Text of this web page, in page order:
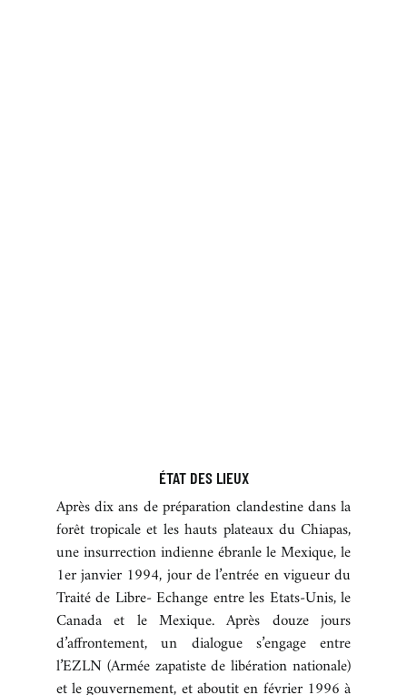
ÉTAT DES LIEUX
Après dix ans de préparation clandestine dans la
forêt tropicale et les hauts plateaux du Chiapas,
une insurrection indienne ébranle le Mexique, le
1er janvier 1994, jour de l’entrée en vigueur du
Traité de Libre- Echange entre les Etats-Unis, le
Canada et le Mexique. Après douze jours
d’affrontement, un dialogue s’engage entre
l’EZLN (Armée zapatiste de libération nationale)
et le gouvernement, et aboutit en février 1996 à